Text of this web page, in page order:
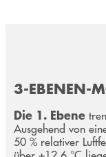
3-EBENEN-
Die 1. Ebene
Ausgehend von
50 % relativer